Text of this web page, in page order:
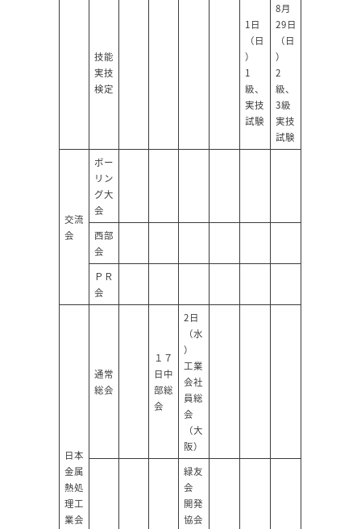
技能
実技
検定
1日
（日
）
1
級、
実技
試験
8月
29日
（日
）
2
級、
3級
実技
試験
交流
会
ボー
リン
グ大
会
西部
会
ＰＲ
会
日本
金属
熱処
理工
業会
通常
総会
１７
日中
部総
会
2日
（水
）
工業
会社
員総
会
（大
阪）
緑友
会
開発
協会